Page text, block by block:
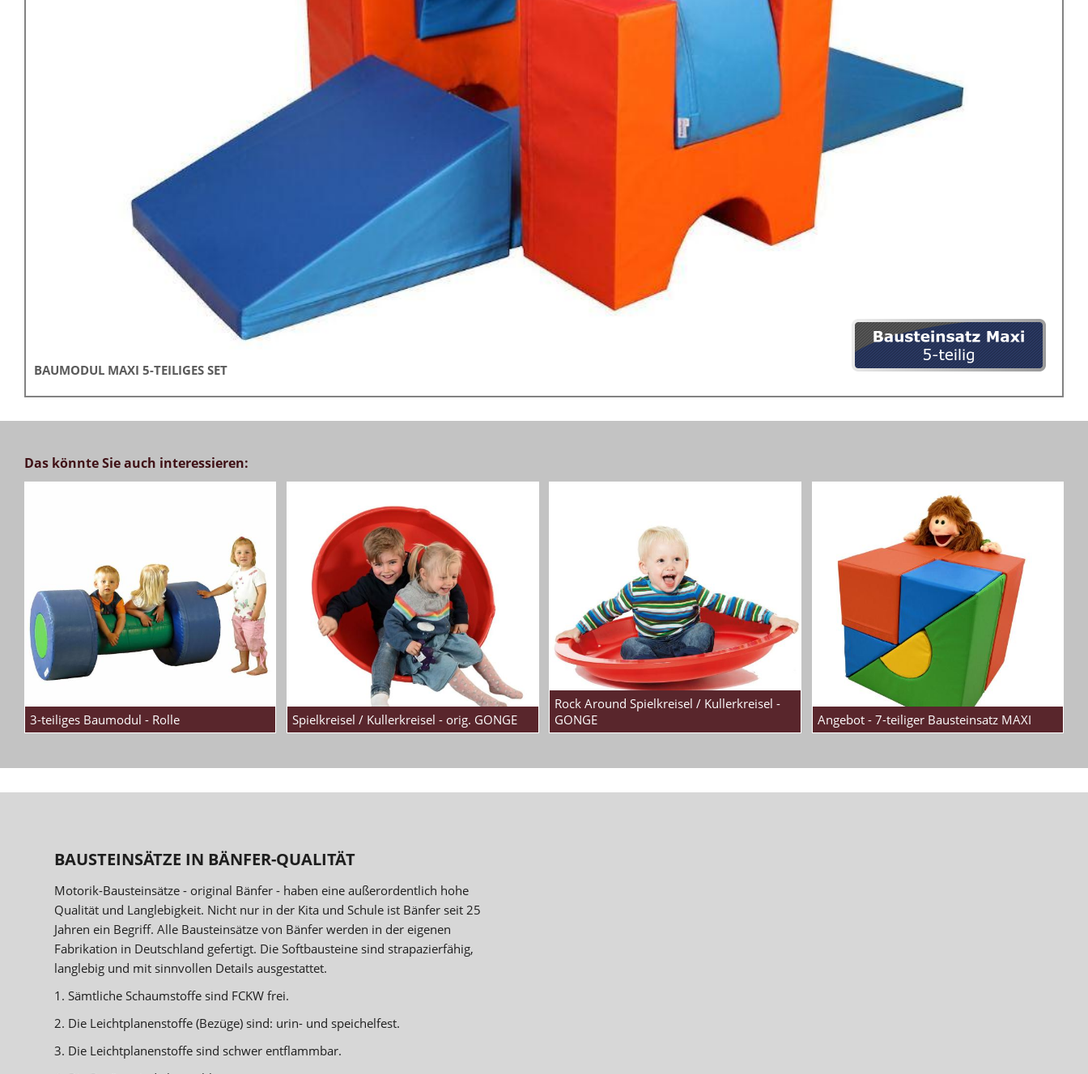
BAUMODUL MAXI 5-TEILIGES SET
Das könnte Sie auch interessieren:
3-teiliges Baumodul - Rolle Spielkreisel / Kullerkreisel - orig. GONGE
Rock Around Spielkreisel / Kullerkreisel -
GONGE
Angebot - 7-teiliger Bausteinsatz MAXI
BAUSTEINSÄTZE IN BÄNFER-QUALITÄT
Motorik-Bausteinsätze - original Bänfer - haben eine außerordentlich hohe
Qualität und Langlebigkeit. Nicht nur in der Kita und Schule ist Bänfer seit 25
Jahren ein Begriff. Alle Bausteinsätze von Bänfer werden in der eigenen
Fabrikation in Deutschland gefertigt. Die Softbausteine sind strapazierfähig,
langlebig und mit sinnvollen Details ausgestattet.
1. Sämtliche Schaumstoffe sind FCKW frei.
2. Die Leichtplanenstoffe (Bezüge) sind: urin- und speichelfest.
3. Die Leichtplanenstoffe sind schwer entflammbar.